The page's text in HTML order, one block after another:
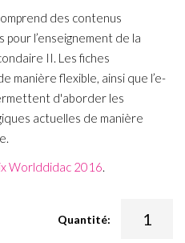
des contenus
l’enseignement de la
II. Les fiches
manière flexible, ainsi que l’e-
d'aborder les
actuelles de manière
Worlddidac 2016
Quantité: